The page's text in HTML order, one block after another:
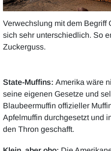
Verwechslung mit dem Begriff
sich sehr unterschiedlich. So
Zuckerguss.
State-Muffins: Amerika wäre
seine eigenen Gesetze und
Blaubeermuffin offizieller
Apfelmuffin durchgesetzt und
den Thron geschafft.